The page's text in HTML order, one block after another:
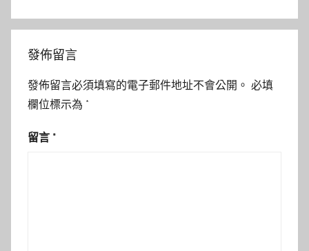
發佈留言
發佈留言必須填寫的電子郵件地址不會公開。 必填
欄位標示為 *
留言 *